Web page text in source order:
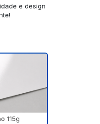
e design
115g